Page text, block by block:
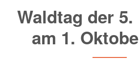
macht
was
Waldtag der
am 1.